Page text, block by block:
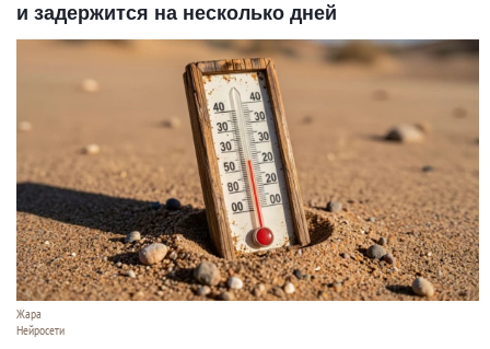
и задержится на несколько дней
Жара
Нейросети